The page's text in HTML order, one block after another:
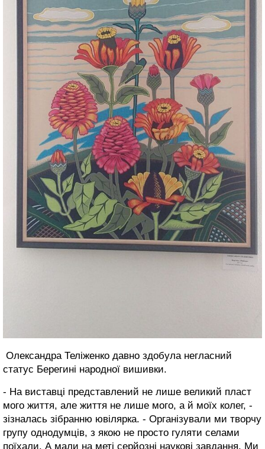
Олександра Теліженко давно здобула негласний
статус Берегині народної вишивки.
- На виставці представлений не лише великий пласт
мого життя, але життя не лише мого, а й моїх колег, -
зізналась зібранню ювілярка. - Організували ми творчу
групу однодумців, з якою не просто гуляти селами
поїхали. А мали на меті серйозні наукові завдання. Ми